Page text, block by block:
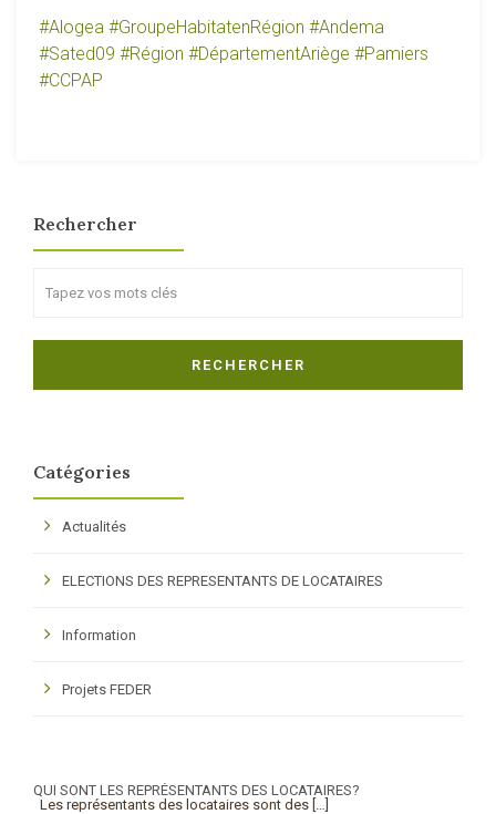
#Alogea #GroupeHabitatenRégion #Andema
#Sated09 #Région #DépartementAriège #Pamiers
#CCPAP
Rechercher
RECHERCHER
Catégories
Actualités
ELECTIONS DES REPRESENTANTS DE LOCATAIRES
Information
Projets FEDER
QUI SONT LES REPRÉSENTANTS DES LOCATAIRES?
Les représentants des locataires sont des […]